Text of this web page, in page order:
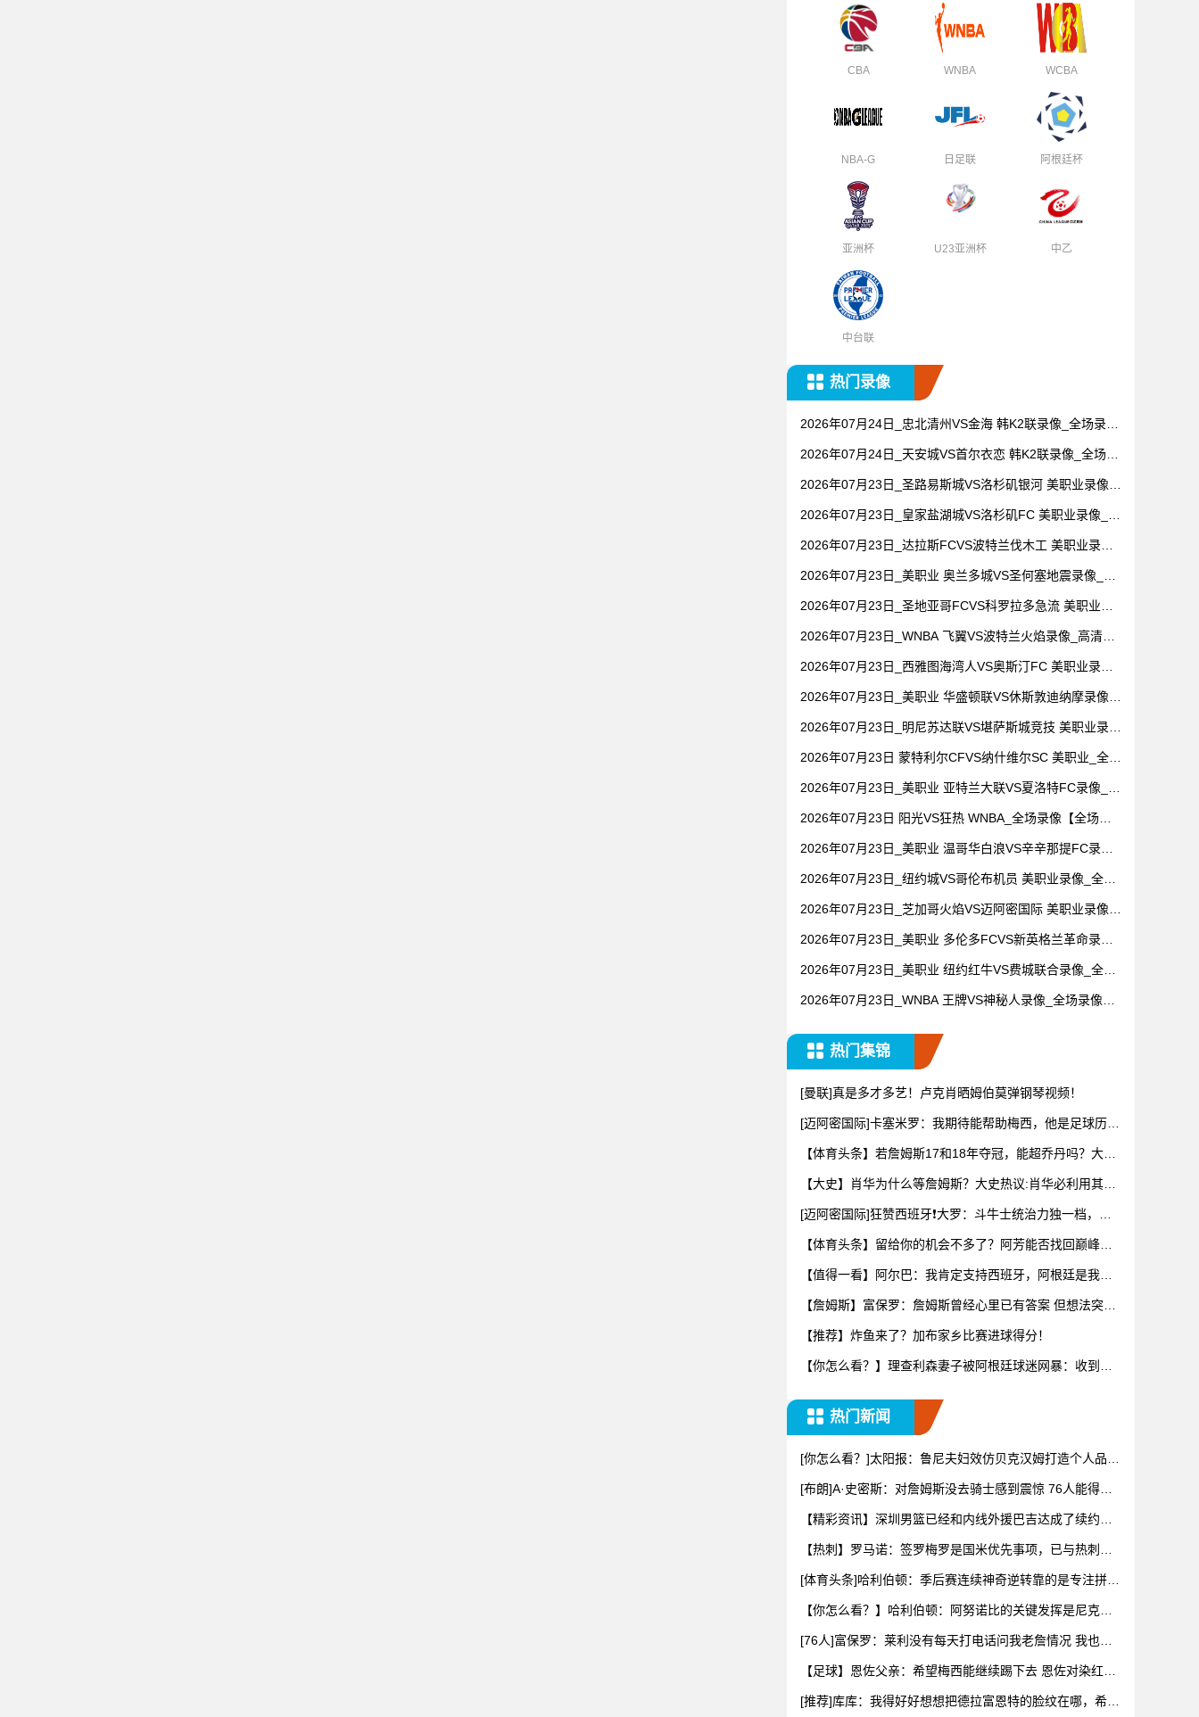
CBA WNBA WCBA
NBA-G 日足联 阿根廷杯
亚洲杯 U23亚洲杯 中乙
中台联
热门录像
2026年07月24日_忠北清州VS金海 韩K2联录像_全场录像
2026年07月24日_天安城VS首尔衣恋 韩K2联录像_全场录
2026年07月23日_圣路易斯城VS洛杉矶银河 美职业录像_
2026年07月23日_皇家盐湖城VS洛杉矶FC 美职业录像_高
2026年07月23日_达拉斯FCVS波特兰伐木工 美职业录像_
2026年07月23日_美职业 奥兰多城VS圣何塞地震录像_全
2026年07月23日_圣地亚哥FCVS科罗拉多急流 美职业录
2026年07月23日_WNBA 飞翼VS波特兰火焰录像_高清录
2026年07月23日_西雅图海湾人VS奥斯汀FC 美职业录像_
2026年07月23日_美职业 华盛顿联VS休斯敦迪纳摩录像_
2026年07月23日_明尼苏达联VS堪萨斯城竞技 美职业录像
2026年07月23日 蒙特利尔CFVS纳什维尔SC 美职业_全场
2026年07月23日_美职业 亚特兰大联VS夏洛特FC录像_全
2026年07月23日 阳光VS狂热 WNBA_全场录像【全场回
2026年07月23日_美职业 温哥华白浪VS辛辛那提FC录像_
2026年07月23日_纽约城VS哥伦布机员 美职业录像_全场
2026年07月23日_芝加哥火焰VS迈阿密国际 美职业录像_
2026年07月23日_美职业 多伦多FCVS新英格兰革命录像_
2026年07月23日_美职业 纽约红牛VS费城联合录像_全场
2026年07月23日_WNBA 王牌VS神秘人录像_全场录像
热门集锦
[曼联]真是多才多艺！卢克肖晒姆伯莫弹钢琴视频！
[迈阿密国际]卡塞米罗：我期待能帮助梅西，他是足球历史
【体育头条】若詹姆斯17和18年夺冠，能超乔丹吗？大史
【大史】肖华为什么等詹姆斯？大史热议:肖华必利用其商
[迈阿密国际]狂赞西班牙❗大罗：斗牛士统治力独一档，阿
【体育头条】留给你的机会不多了？阿芳能否找回巅峰期
【值得一看】阿尔巴：我肯定支持西班牙，阿根廷是我为
【詹姆斯】富保罗：詹姆斯曾经心里已有答案 但想法突然
【推荐】炸鱼来了？加布家乡比赛进球得分！
【你怎么看？】理查利森妻子被阿根廷球迷网暴：收到数
热门新闻
[你怎么看？]太阳报：鲁尼夫妇效仿贝克汉姆打造个人品
[布朗]A·史密斯：对詹姆斯没去骑士感到震惊 76人能得到
【精彩资讯】深圳男篮已经和内线外援巴吉达成了续约一
【热刺】罗马诺：签罗梅罗是国米优先事项，已与热刺以
[体育头条]哈利伯顿：季后赛连续神奇逆转靠的是专注拼下
【你怎么看？】哈利伯顿：阿努诺比的关键发挥是尼克斯
[76人]富保罗：莱利没有每天打电话问我老詹情况 我也告
【足球】恩佐父亲：希望梅西能继续踢下去 恩佐对染红离
[推荐]库库：我得好好想想把德拉富恩特的脸纹在哪，希望